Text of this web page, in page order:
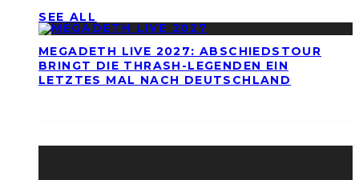
SEE ALL
MEGADETH LIVE 2027: ABSCHIEDSTOUR
BRINGT DIE THRASH-LEGENDEN EIN
LETZTES MAL NACH DEUTSCHLAND